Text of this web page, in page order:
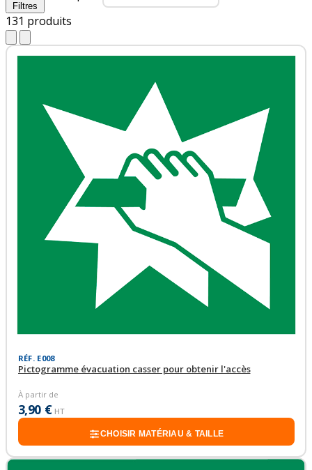
Filtres
131 produits
RÉF. E008
Pictogramme évacuation casser pour obtenir l'accès
À partir de
3,90 € HT
CHOISIR MATÉRIAU & TAILLE